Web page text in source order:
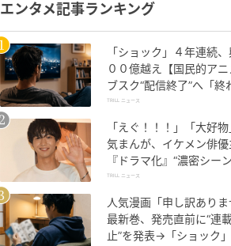
エンタメ記事ランキング
「ショック」４年連続、
００億越え【国民的ア
ブスク“配信終了”へ「終
いで」SNS悲しみの声
TRILL ニュース
「えぐ！！！」「大好物
気まんが、イケメン俳優
『ドラマ化』“濃密シー
S悶絶
TRILL ニュース
人気漫画「申し訳ありま
最新巻、発売直前に“連
止”を発表→「ショック